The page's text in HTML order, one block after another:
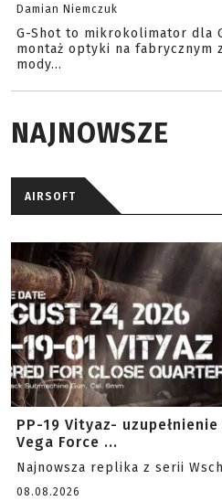
Damian Niemczuk
G-Shot to mikrokolimator dla
montaż optyki na fabrycznym
mody...
NAJNOWSZE
AIRSOFT
PP-19 Vityaz-
Vega Force ...
Najnowsza replika z serii
08.08.2026